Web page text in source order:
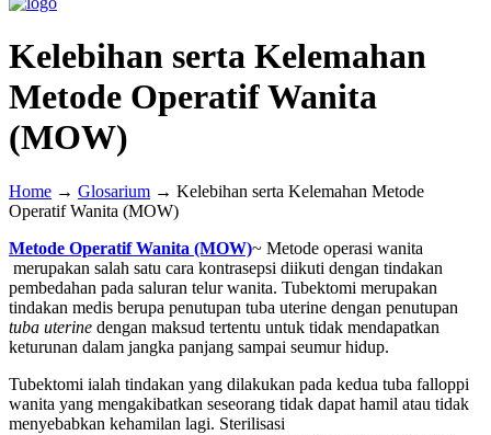
Kelebihan serta Kelemahan
Metode Operatif Wanita
(MOW)
Home → Glosarium → Kelebihan serta Kelemahan Metode
Operatif Wanita (MOW)
Metode Operatif Wanita (MOW)~ Metode operasi wanita
merupakan salah satu cara kontrasepsi diikuti dengan tindakan
pembedahan pada saluran telur wanita. Tubektomi merupakan
tindakan medis berupa penutupan tuba uterine dengan penutupan
tuba uterine dengan maksud tertentu untuk tidak mendapatkan
keturunan dalam jangka panjang sampai seumur hidup.
Tubektomi ialah tindakan yang dilakukan pada kedua tuba falloppi
wanita yang mengakibatkan seseorang tidak dapat hamil atau tidak
menyebabkan kehamilan lagi. Sterilisasi